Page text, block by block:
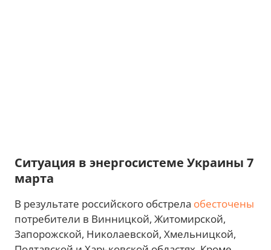
Ситуация в энергосистеме Украины 7
марта
В результате российского обстрела обесточены
потребители в Винницкой, Житомирской,
Запорожской, Николаевской, Хмельницкой,